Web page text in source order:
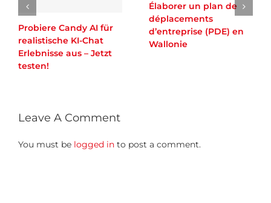
Probiere Candy AI für
realistische KI-Chat
Erlebnisse aus – Jetzt
testen!
Élaborer un plan de
déplacements
d’entreprise (PDE) en
Wallonie
Leave A Comment
You must be logged in to post a comment.